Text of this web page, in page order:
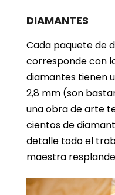
DIAMANTES
Cada paquete de
corresponde con
diamantes tienen
2,8 mm (son
una obra de arte
cientos de
detalle todo el
maestra